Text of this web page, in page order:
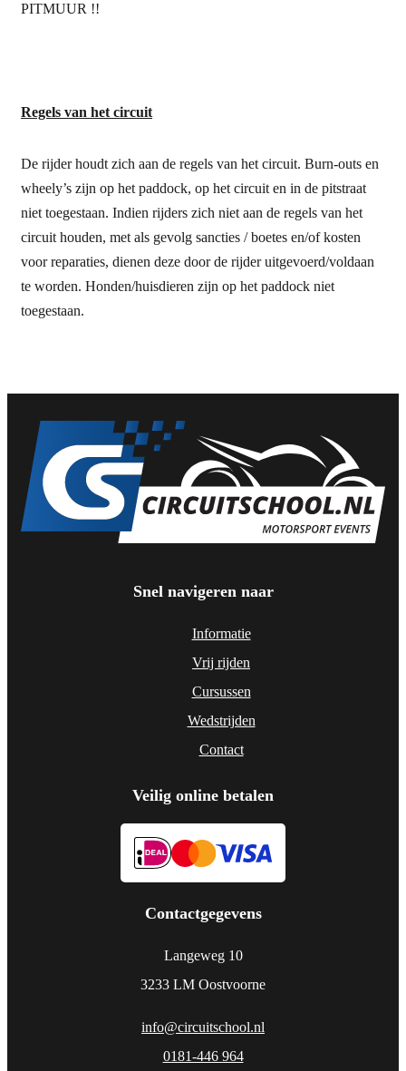
PITMUUR !!
Regels van het circuit
De rijder houdt zich aan de regels van het circuit. Burn-outs en
wheely’s zijn op het paddock, op het circuit en in de pitstraat
niet toegestaan. Indien rijders zich niet aan de regels van het
circuit houden, met als gevolg sancties / boetes en/of kosten
voor reparaties, dienen deze door de rijder uitgevoerd/voldaan
te worden. Honden/huisdieren zijn op het paddock niet
toegestaan.
Snel navigeren naar
Informatie
Vrij rijden
Cursussen
Wedstrijden
Contact
Veilig online betalen
Contactgegevens
Langeweg 10
3233 LM Oostvoorne
info@circuitschool.nl
0181-446 964